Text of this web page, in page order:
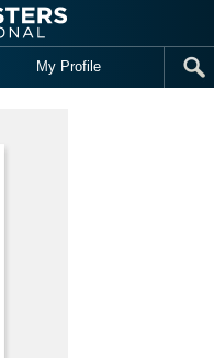
My Profile